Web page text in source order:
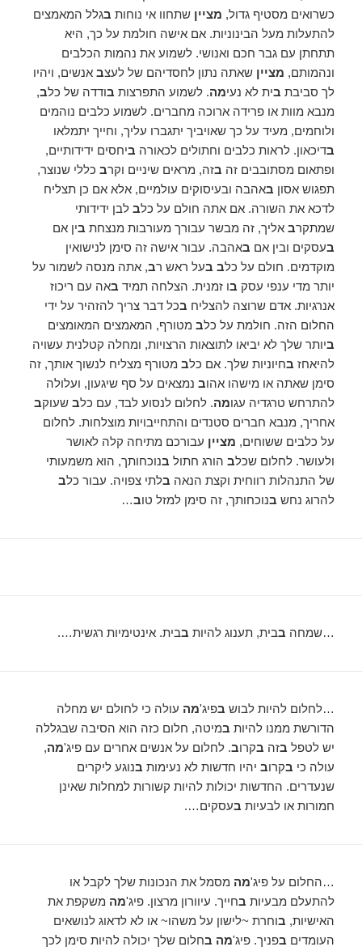
כשרואים מסטיף גדול, מציין שתחוו אי נוחות בגלל המאמצים
להתעלות מעל הבינוניות. אם אישה חולמת על כך, היא
תתחתן עם גבר חכם ואנושי. לשמוע את נהמות הכלבים
ונהמותם, מציין שאתה נתון לחסדיהם של לעצב אנשים, ויהיו
לך סביבת בית לא נעימה. לשמוע התפרצות בודדה של כלב,
מנבא מוות או פרידה ארוכה מחברים. לשמוע כלבים נוהמים
ולוחמים, מעיד על כך שאויביך יתגברו עליך, וחייך יתמלאו
בדיכאון. לראות כלבים וחתולים לכאורה ביחסים ידידותיים,
ופתאום מסתובבים זה בזה, מראים שיניים וקרב כללי שנוצר,
תפגוש אסון באהבה ובעיסוקים עולמיים, אלא אם כן תצליח
לדכא את השורה. אם אתה חולם על כלב לבן ידידותי
שמתקרב אליך, זה מבשר עבורך מעורבות מנצחת בין אם
בעסקים ובין אם באהבה. עבור אישה זה סימן לנישואין
מוקדמים. חולם על כלב בעל ראש רב, אתה מנסה לשמור על
יותר מדי ענפי עסק בו זמנית. הצלחה תמיד באה עם ריכוז
אנרגיות. אדם שרוצה להצליח בכל דבר צריך להזהיר על ידי
החלום הזה. חולמת על כלב מטורף, המאמצים המאומצים
ביותר שלך לא יביאו לתוצאות הרצויות, ומחלה קטלנית עשויה
להיאחז בחיוניות שלך. אם כלב מטורף מצליח לנשוך אותך, זה
סימן שאתה או מישהו אהוב נמצאים על סף שיגעון, ועלולה
להתרחש טרגדיה עגומה. לחלום לנסוע לבד, עם כלב שעוקב
אחריך, מנבא חברים סטנדים והתחייבויות מוצלחות. לחלום
על כלבים ששוחים, מציין עבורכם מתיחה קלה לאושר
ולעושר. לחלום שכלב הורג חתול בנוכחותך, הוא משמעותי
של התנהלות רווחית וקצת הנאה בלתי צפויה. עבור כלב
להרוג נחש בנוכחותך, זה סימן למזל טוב…
…שמחה בבית, תענוג להיות בבית. אינטימיות רגשית….
…לחלום להיות לבוש בפיג'מה עולה כי לחולם יש מחלה
הדורשת ממנו להיות במיטה, חלום כזה הוא הסיבה שבגללה
יש לטפל בזה בקרוב. לחלום על אנשים אחרים עם פיג'מה,
עולה כי בקרוב יהיו חדשות לא נעימות בנוגע ליקרים
שנעדרים. החדשות יכולות להיות קשורות למחלות שאינן
חמורות או לבעיות בעסקים….
…החלום על פיג'מה מסמל את הנכונות שלך לקבל או
להתעלם מבעיות בחייך. עיוורון מרצון. פיג'מה משקפת את
האישיות, בוחרת ~לישון על משהו~ או לא לדאוג לנושאים
העומדים בפניך. פיג'מה בחלום שלך יכולה להיות סימן לכך